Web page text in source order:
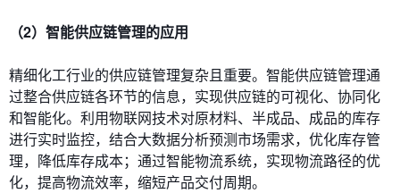
（2）智能供应链管理的应用
精细化工行业的供应链管理复杂且重要。智能供应链管理通
过整合供应链各环节的信息，实现供应链的可视化、协同化
和智能化。利用物联网技术对原材料、半成品、成品的库存
进行实时监控，结合大数据分析预测市场需求，优化库存管
理，降低库存成本；通过智能物流系统，实现物流路径的优
化，提高物流效率，缩短产品交付周期。